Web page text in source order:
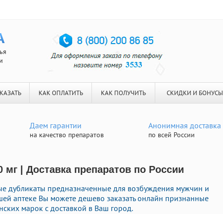
КАК ОПЛАТИТЬ КАК ПОЛУЧИТЬ СКИДКИ И БОНУСЫ
Даем гарантии
на качество препаратов
Анонимная доставка
по всей России
| Доставка препаратов по России
дубликаты предназначенные для возбуждения мужчин и
аптеке Вы можете дешево заказать онлайн признанные
марок с доставкой в Ваш город.